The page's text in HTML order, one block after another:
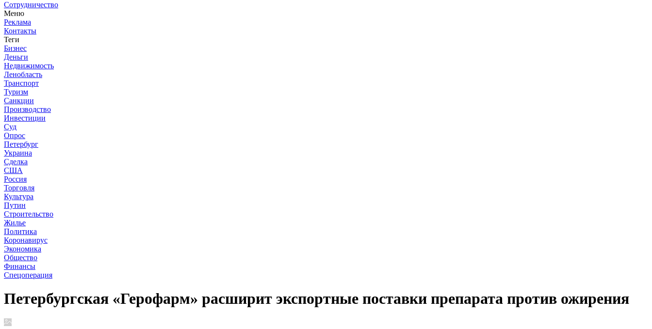
Сотрудничество
Меню
Реклама
Контакты
Теги
Бизнес
Деньги
Недвижимость
Ленобласть
Транспорт
Туризм
Санкции
Производство
Инвестиции
Суд
Опрос
Петербург
Украина
Сделка
США
Россия
Торговля
Культура
Путин
Строительство
Жилье
Политика
Коронавирус
Экономика
Общество
Финансы
Спецоперация
Петербургская «Герофарм» расширит экспортные поставки препарата против ожирения